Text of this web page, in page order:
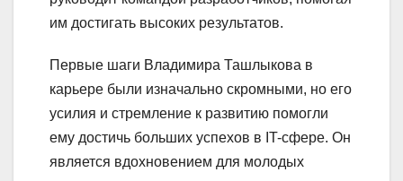
им достигать высоких результатов.
Первые шаги Владимира Ташлыкова в
карьере были изначально скромными, но его
усилия и стремление к развитию помогли
ему достичь больших успехов в IT-сфере. Он
является вдохновением для молодых